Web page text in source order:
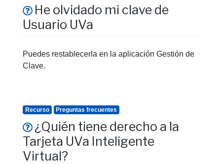
He olvidado mi clave de
Usuario UVa
Puedes restablecerla en la aplicación Gestión de
Clave.
Recurso Preguntas frecuentes
¿Quién tiene derecho a la
Tarjeta UVa Inteligente
Virtual?